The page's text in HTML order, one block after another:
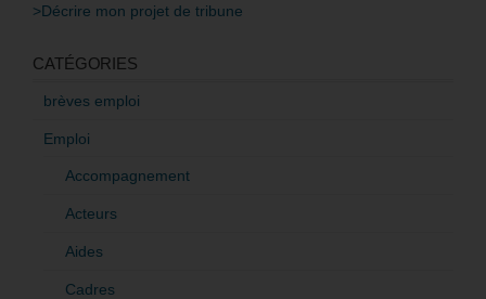
>Décrire mon projet de tribune
CATÉGORIES
brèves emploi
Emploi
Accompagnement
Acteurs
Aides
Cadres